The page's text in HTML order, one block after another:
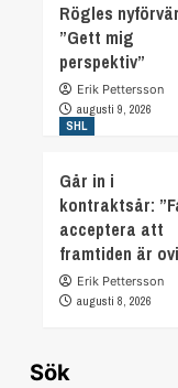
Rögles
”Gett mig
perspektiv”
Erik Pettersson
augusti 9, 2026
SHL
Går in i
kontraktsår:
acceptera att
framtiden är
Erik Pettersson
augusti 8, 2026
Sök